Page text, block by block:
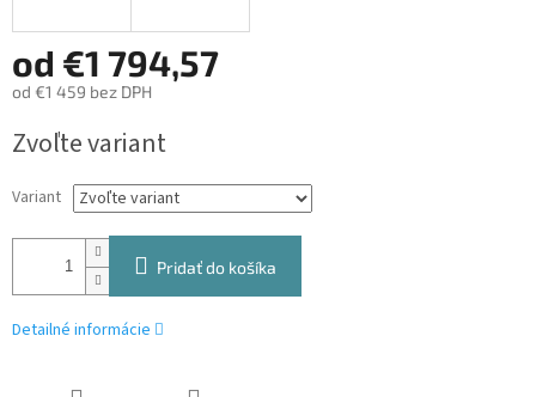
od €1 794,57
od €1 459 bez DPH
cena:
Zvoľte variant
Variant
Pridať do košíka
Detailné informácie